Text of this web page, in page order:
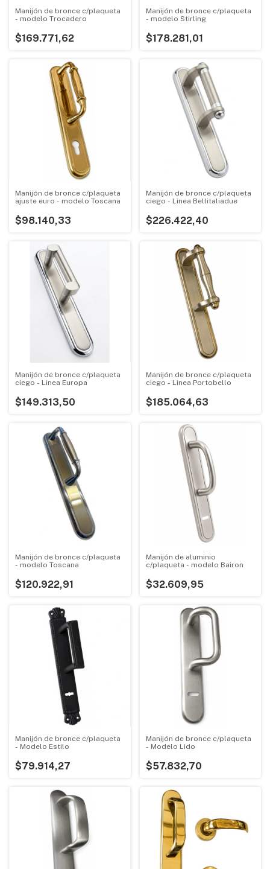
Manijón de bronce c/plaqueta
- modelo Trocadero
$169.771,62
Manijón de bronce c/plaqueta
- modelo Stirling
$178.281,01
Manijón de bronce c/plaqueta
ajuste euro - modelo Toscana
$98.140,33
Manijón de bronce c/plaqueta
ciego - Linea Bellitaliadue
$226.422,40
Manijón de bronce c/plaqueta
ciego - Linea Europa
$149.313,50
Manijón de bronce c/plaqueta
ciego - Linea Portobello
$185.064,63
Manijón de bronce c/plaqueta
- modelo Toscana
$120.922,91
Manijón de aluminio
c/plaqueta - modelo Bairon
$32.609,95
Manijón de bronce c/plaqueta
- Modelo Estilo
$79.914,27
Manijón de bronce c/plaqueta
- Modelo Lido
$57.832,70